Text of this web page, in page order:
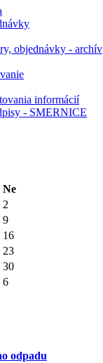
objednávky - archív
informácií
- SMERNICE
Ne
2
9
16
23
30
6
odpadu